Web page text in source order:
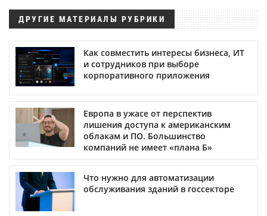
ДРУГИЕ МАТЕРИАЛЫ РУБРИКИ
Как совместить интересы бизнеса, ИТ
и сотрудников при выборе
корпоративного приложения
Европа в ужасе от перспектив
лишения доступа к американским
облакам и ПО. Большинство
компаний не имеет «плана Б»
Что нужно для автоматизации
обслуживания зданий в госсекторе